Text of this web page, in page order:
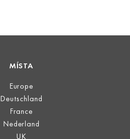
MÍSTA
Europe
Deutschland
France
Nederland
UK